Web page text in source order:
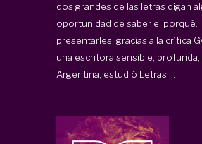
dos grandes de las letras digan
oportunidad de saber el porqué.
presentarles, gracias a la crítica
una escritora sensible, profunda,
Argentina, estudió Letras ...